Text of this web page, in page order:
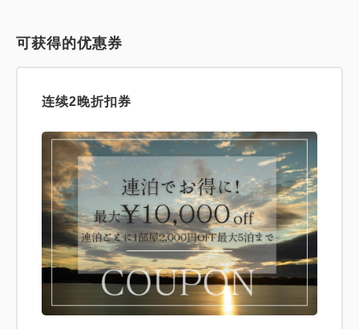
可获得的优惠券
连续2晚折扣券